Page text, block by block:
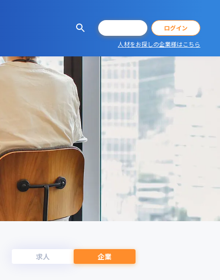
ログイン
人材をお探しの企業様はこちら
求人 企業